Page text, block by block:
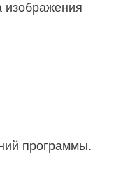
программы.